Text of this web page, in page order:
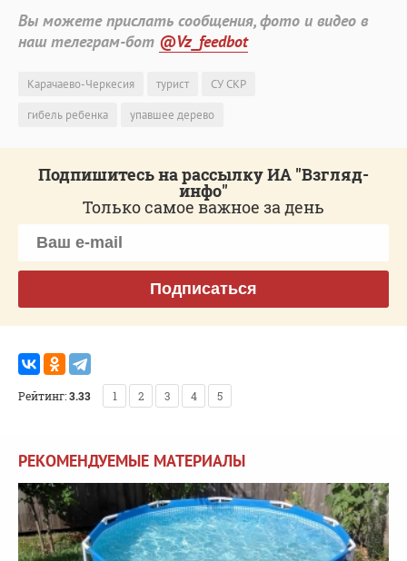
Вы можете прислать сообщения, фото и видео в
наш телеграм-бот @Vz_feedbot
Карачаево-Черкесия турист
СУ СКР
гибель ребенка
упавшее дерево
Подпишитесь на рассылку ИА "Взгляд-
инфо"
Только самое важное за день
Подписаться
Рейтинг:3.33 1 2 3 4 5
РЕКОМЕНДУЕМЫЕ МАТЕРИАЛЫ